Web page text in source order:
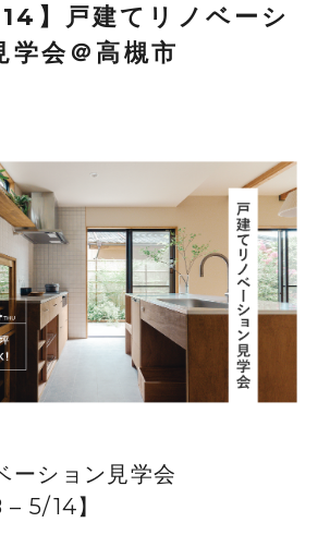
私たちの想い
会社概要
】戸建てリノベーシ
学会＠高槻市
ーション見学会
5/14】